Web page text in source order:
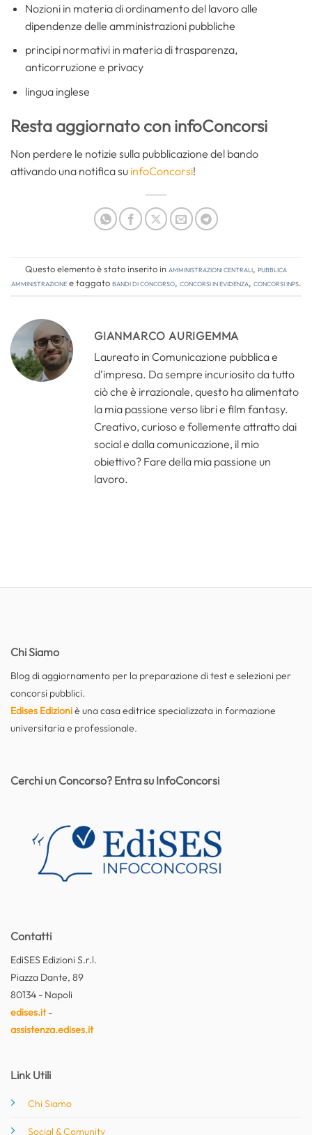
Nozioni in materia di ordinamento del lavoro alle
dipendenze delle amministrazioni pubbliche
principi normativi in materia di trasparenza,
anticorruzione e privacy
lingua inglese
Resta aggiornato con infoConcorsi
Non perdere le notizie sulla pubblicazione del bando
attivando una notifica su infoConcorsi!
Questo elemento è stato inserito in Amministrazioni Centrali, Pubblica
amministrazionee taggatobandi di concorso, concorsi in evidenza, concorsi inps.
GIANMARCO AURIGEMMA
Laureato in Comunicazione pubblica e
d’impresa. Da sempre incuriosito da tutto
ciò che è irrazionale, questo ha alimentato
la mia passione verso libri e film fantasy.
Creativo, curioso e follemente attratto dai
social e dalla comunicazione, il mio
obiettivo? Fare della mia passione un
lavoro.
Chi Siamo
Blog di aggiornamento per la preparazione di test e selezioni per
concorsi pubblici.
Edises Edizioniè una casa editrice specializzata in formazione
universitaria e professionale.
Contatti
EdiSES Edizioni S.r.l.
Piazza Dante, 89
80134 - Napoli
edises.it-
assistenza.edises.it
Link Utili
Chi Siamo
Social & Comunity
Cerchi un Concorso? Entra su InfoConcorsi